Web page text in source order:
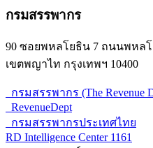
กรมสรรพากร
90 ซอยพหลโยธิน 7 ถนนพหล
เขตพญาไท กรุงเทพฯ 10400
กรมสรรพากร (The Revenue
RevenueDept
กรมสรรพากรประเทศไทย
RD Intelligence Center 1161